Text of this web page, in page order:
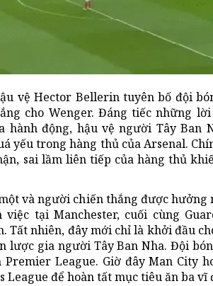
vệ Hector Bellerin tuyên bố đội
cho Wenger. Đáng tiếc những
hành động, hậu vệ người Tây Ban
yếu trong hàng thủ của Arsenal.
sai lầm liên tiếp của hàng thủ
và người chiến thắng được hưởng
việc tại Manchester, cuối cùng
Tất nhiên, đây mới chỉ là khởi đầu
lược gia người Tây Ban Nha. Đội
Premier League. Giờ đây Man City
League để hoàn tất mục tiêu ăn ba vĩ